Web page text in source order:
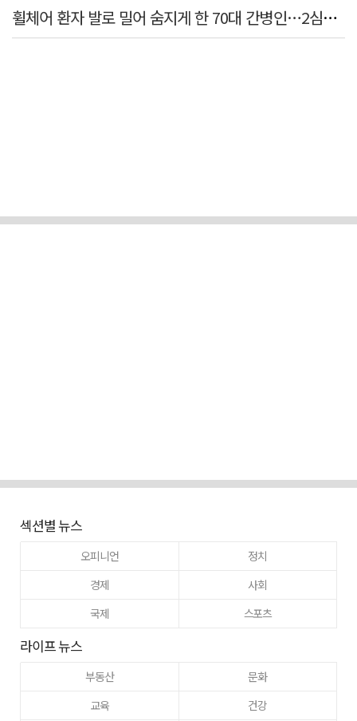
휠체어 환자 발로 밀어 숨지게 한 70대 간병인…2심도 집행유예
섹션별 뉴스
오피니언
정치
경제
사회
국제
스포츠
라이프 뉴스
부동산
문화
교육
건강